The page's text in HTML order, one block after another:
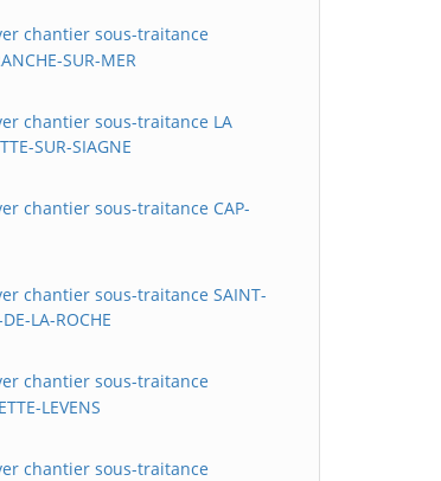
chantier sous-traitance
SUR-MER
chantier sous-traitance LA
SUR-SIAGNE
chantier sous-traitance CAP-
chantier sous-traitance SAINT-
LA-ROCHE
chantier sous-traitance
LEVENS
chantier sous-traitance